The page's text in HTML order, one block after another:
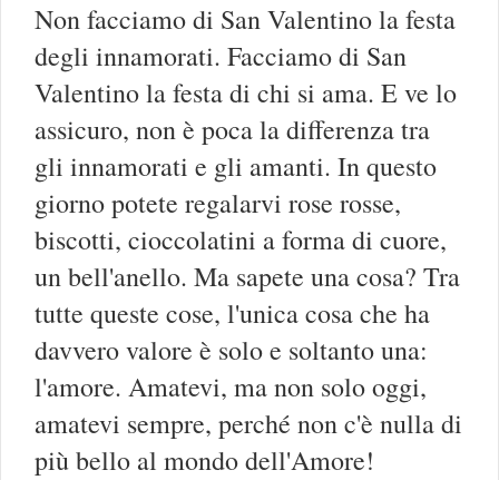
Non facciamo di San Valentino la festa
degli innamorati. Facciamo di San
Valentino la festa di chi si ama. E ve lo
assicuro, non è poca la differenza tra
gli innamorati e gli amanti. In questo
giorno potete regalarvi rose rosse,
biscotti, cioccolatini a forma di cuore,
un bell'anello. Ma sapete una cosa? Tra
tutte queste cose, l'unica cosa che ha
davvero valore è solo e soltanto una:
l'amore. Amatevi, ma non solo oggi,
amatevi sempre, perché non c'è nulla di
più bello al mondo dell'Amore!